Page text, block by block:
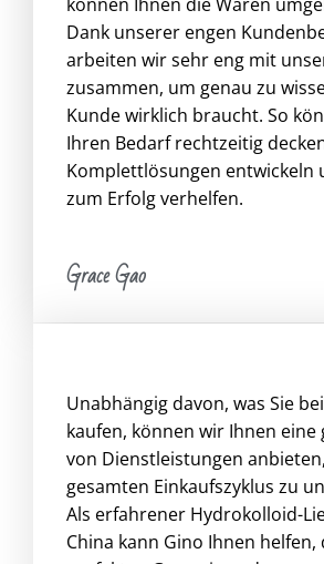
Dank unserer engen
arbeiten wir sehr eng mit
zusammen, um genau zu
Kunde wirklich braucht. So
Ihren Bedarf rechtzeitig
Komplettlösungen entwickeln
zum Erfolg verhelfen.
Grace Gao
Unabhängig davon, was Sie
kaufen, können wir Ihnen eine
von Dienstleistungen
gesamten Einkaufszyklus zu
Als erfahrener Hydrokolloid-
China kann Gino Ihnen helfen,